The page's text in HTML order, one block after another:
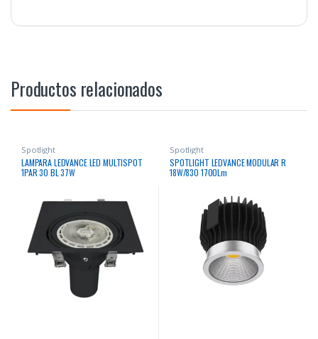
Productos relacionados
Spotlight
LAMPARA LEDVANCE LED MULTISPOT
1PAR 30 BL 37W
Spotlight
SPOTLIGHT LEDVANCE MODULAR R
18W/830 1700Lm